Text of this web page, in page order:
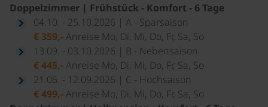
Doppelzimmer | Frühstück - Komfort - 6 Tage
04.10. - 25.10.2026 | A - Sparsaison
€ 359,-Anreise Mo, Di, Mi, Do, Fr, Sa, So
13.09. - 03.10.2026 | B - Nebensaison
€ 445,-Anreise Mo, Di, Mi, Do, Fr, Sa, So
21.06. - 12.09.2026 | C - Hochsaison
€ 499,-Anreise Mo, Di, Mi, Do, Fr, Sa, So